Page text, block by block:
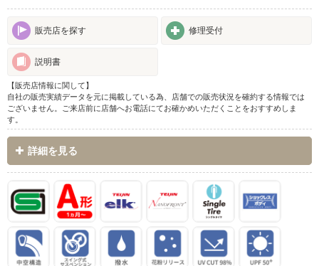
販売店を探す 修理受付
説明書
【販売店情報に関して】
自社の販売実績データを元に掲載している為、店舗での販売状況を確約する情報では
ございません。ご来店前に店舗へお電話にてお確かめいただくことをおすすめしま
す。
詳細を見る